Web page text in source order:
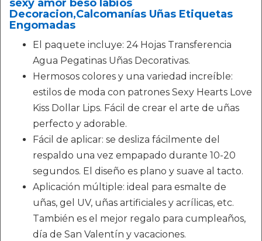
sexy amor beso labios
Decoracion,Calcomanías Uñas Etiquetas
Engomadas
El paquete incluye: 24 Hojas Transferencia
Agua Pegatinas Uñas Decorativas.
Hermosos colores y una variedad increíble:
estilos de moda con patrones Sexy Hearts Love
Kiss Dollar Lips. Fácil de crear el arte de uñas
perfecto y adorable.
Fácil de aplicar: se desliza fácilmente del
respaldo una vez empapado durante 10-20
segundos. El diseño es plano y suave al tacto.
Aplicación múltiple: ideal para esmalte de
uñas, gel UV, uñas artificiales y acrílicas, etc.
También es el mejor regalo para cumpleaños,
día de San Valentín y vacaciones.